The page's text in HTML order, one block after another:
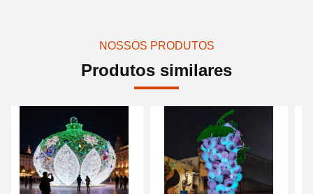
NOSSOS PRODUTOS
Produtos similares